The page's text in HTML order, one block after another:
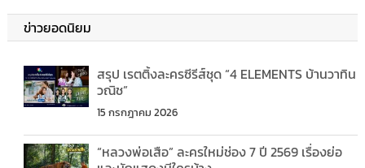
ข่าวยอดนิยม
สรุป เรตติ้งละครซีรีส์ชุด “4 ELEMENTS บ้านวาทิน
วณิช”
15 กรกฎาคม 2026
“หลวงพ่อเสือ” ละครใหม่ช่อง 7 ปี 2569 เรื่องย่อ